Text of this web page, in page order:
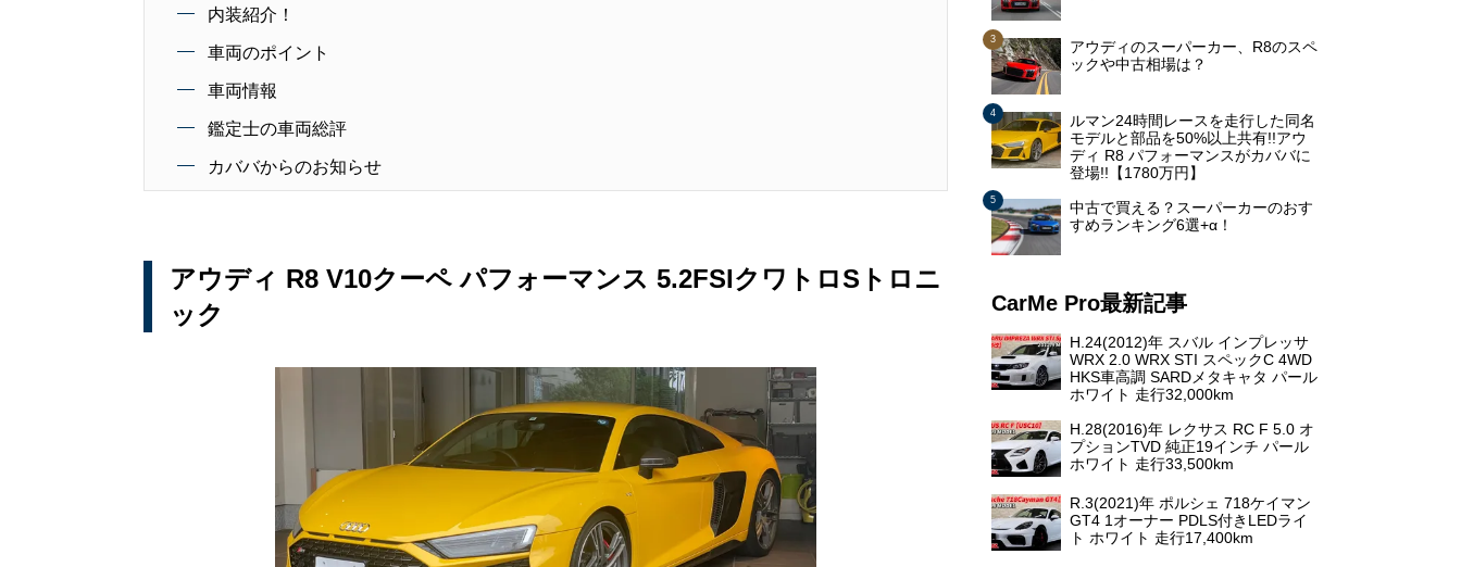
内装紹介！
車両のポイント
車両情報
鑑定士の車両総評
カババからのお知らせ
アウディ R8 V10クーペ パフォーマンス 5.2FSIクワトロSトロニ
ック
アウディのスーパーカー、R8のスペ
ックや中古相場は？
ルマン24時間レースを走行した同名
モデルと部品を50%以上共有!!アウ
ディ R8 パフォーマンスがカババに
登場!!【1780万円】
中古で買える？スーパーカーのおす
すめランキング6選+α！
CarMe Pro最新記事
H.24(2012)年 スバル インプレッサ
WRX 2.0 WRX STI スペックC 4WD
HKS車高調 SARDメタキャタ パール
ホワイト 走行32,000km
H.28(2016)年 レクサス RC F 5.0 オ
プションTVD 純正19インチ パール
ホワイト 走行33,500km
R.3(2021)年 ポルシェ 718ケイマン
GT4 1オーナー PDLS付きLEDライ
ト ホワイト 走行17,400km